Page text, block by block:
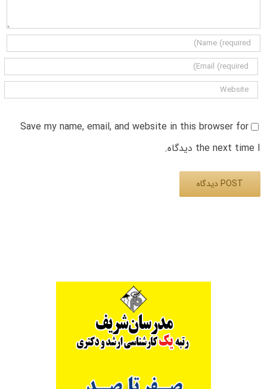
Save my name, email, and website in this browser for
the next time I دیدگاه.